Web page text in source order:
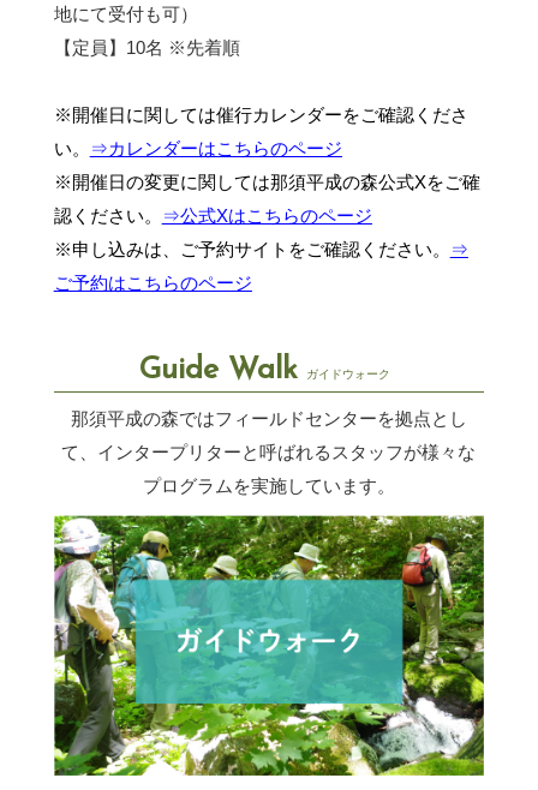
地にて受付も可）
【定員】10名 ※先着順
※開催日に関しては催行カレンダーをご確認くださ
い。
⇒カレンダーはこちらのページ
※開催日の変更に関しては那須平成の森公式Xをご確
認ください。
⇒公式Xはこちらのページ
※申し込みは、ご予約サイトをご確認ください。
⇒
ご予約はこちらのページ
Guide Walk ガイドウォーク
那須平成の森ではフィールドセンターを拠点とし
て、インタープリターと呼ばれるスタッフが様々な
プログラムを実施しています。